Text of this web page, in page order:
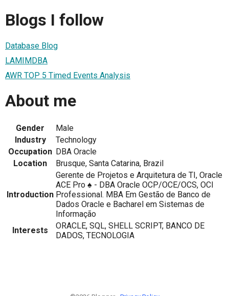
Blogs I follow
Database Blog
LAMIMDBA
AWR TOP 5 Timed Events Analysis
About me
Gender
Male
Industry
Technology
Occupation DBA Oracle
Location
Brusque, Santa Catarina, Brazil
Introduction
Gerente de Projetos e Arquitetura de TI, Oracle
ACE Pro ♠ - DBA Oracle OCP/OCE/OCS, OCI
Professional. MBA Em Gestão de Banco de
Dados Oracle e Bacharel em Sistemas de
Informação
Interests
ORACLE, SQL, SHELL SCRIPT, BANCO DE
DADOS, TECNOLOGIA